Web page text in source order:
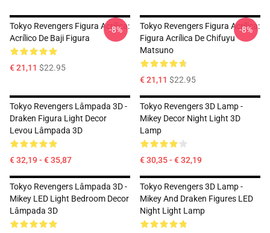
Tokyo Revengers Figura Acrílica:
Acrílico De Baji Figura
€ 21,11 $22.95
-8%
Tokyo Revengers Figura Acrílica:
Figura Acrílica De Chifuyu
Matsuno
€ 21,11 $22.95
-8%
Tokyo Revengers Lâmpada 3D -
Draken Figura Light Decor
Levou Lâmpada 3D
€ 32,19 - € 35,87
Tokyo Revengers 3D Lamp -
Mikey Decor Night Light 3D
Lamp
€ 30,35 - € 32,19
Tokyo Revengers Lâmpada 3D -
Mikey LED Light Bedroom Decor
Lâmpada 3D
Tokyo Revengers 3D Lamp -
Mikey And Draken Figures LED
Night Light Lamp